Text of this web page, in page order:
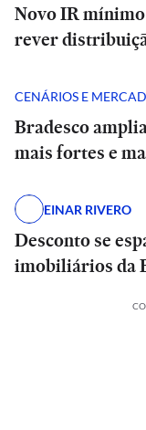
Novo IR
rever
CENÁRIOS E
Bradesco
mais fortes e
EINAR RIVERO
Desconto se
imobiliários da